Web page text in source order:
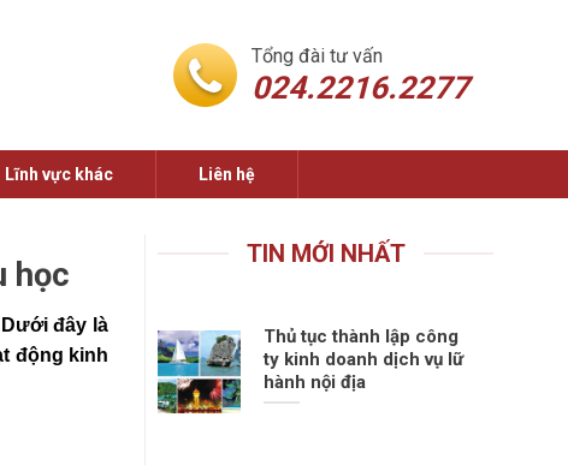
Tổng đài tư vấn
024.2216.2277
Lĩnh vực khác Liên hệ
học
đây là
động kinh
TIN MỚI NHẤT
Thủ tục thành lập công
ty kinh doanh dịch vụ lữ
hành nội địa